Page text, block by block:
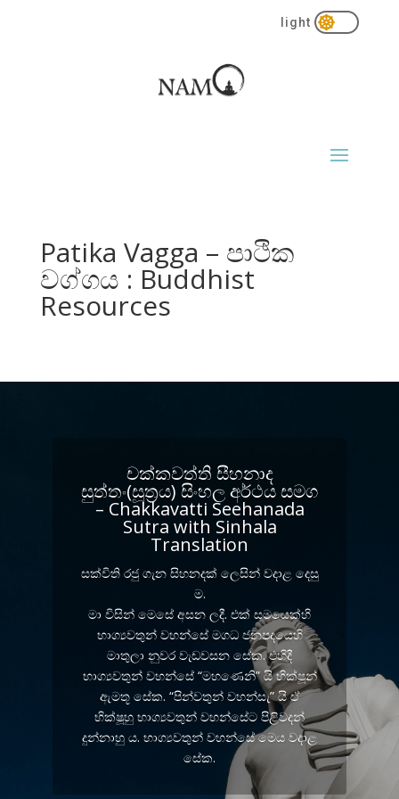

Patika Vagga – පාථික
වග්ග​ය : Buddhist
Resources
චක්කවත්ති සීහනාද
සුත්තං(සූත්‍රය) සිංහල අර්ථය සම​ග
– Chakkavatti Seehanada
Sutra with Sinhala
Translation
සක්විති රජු ගැන සිහනදක් ලෙසින් වදාළ දෙසු​
ම.
මා විසින් මෙසේ අසන ලදී. එක් සමයෙක්හි
භාග්‍යවතුන් වහන්සේ මගධ ජනපදයෙහි
මාතුලා නුවර වැඩවසන සේක. එහිදී
භාග්‍යවතුන් වහන්සේ “මහණෙනි” යි භික්ෂූන්
ඇමතූ සේක. “පින්වතුන් වහන්සැ” යි ඒ
භික්ෂූහු භාග්‍යවතුන් වහන්සේට පිළිවදන්
දුන්නාහු ය. භාග්‍යවතුන් වහන්සේ මෙය වදාළ
සේක.